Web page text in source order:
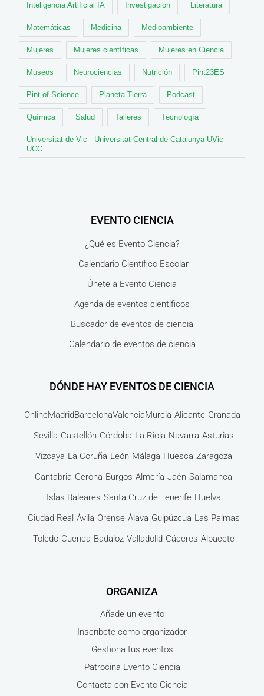
Inteligencia Artificial IA Investigación Literatura
Matemáticas Medicina Medioambiente
Mujeres Mujeres científicas Mujeres en Ciencia
Museos Neurociencias Nutrición Pint23ES
Pint of Science Planeta Tierra Podcast
Química Salud Talleres Tecnología
Universitat de Vic - Universitat Central de Catalunya UVic-
UCC
EVENTO CIENCIA
¿Qué es Evento Ciencia?
Calendario Científico Escolar
Únete a Evento Ciencia
Agenda de eventos científicos
Buscador de eventos de ciencia
Calendario de eventos de ciencia
DÓNDE HAY EVENTOS DE CIENCIA
OnlineMadridBarcelonaValenciaMurcia Alicante Granada
Sevilla Castellón Córdoba La Rioja Navarra Asturias
Vizcaya La Coruña León Málaga Huesca Zaragoza
Cantabria Gerona Burgos Almería Jaén Salamanca
Islas Baleares Santa Cruz de Tenerife Huelva
Ciudad Real Ávila Orense Álava Guipúzcua Las Palmas
Toledo Cuenca Badajoz Valladolid Cáceres Albacete
ORGANIZA
Añade un evento
Inscríbete como organizador
Gestiona tus eventos
Patrocina Evento Ciencia
Contacta con Evento Ciencia